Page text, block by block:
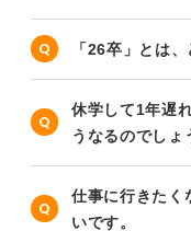
「26卒」とは
休学して1年遅
うなるのでしょ
仕事に行きたく
いです。